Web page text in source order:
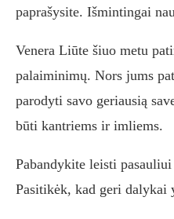
paprašysite. Išmintingai
Venera Liūte šiuo metu
palaiminimų. Nors jums
parodyti savo geriausią
būti kantriems ir imliems.
Pabandykite leisti
Pasitikėk, kad geri dalykai